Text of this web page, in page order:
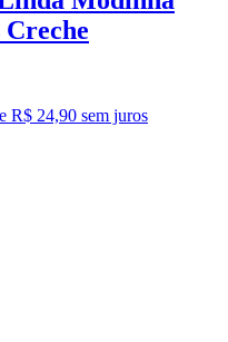
R$ 24,90 sem juros